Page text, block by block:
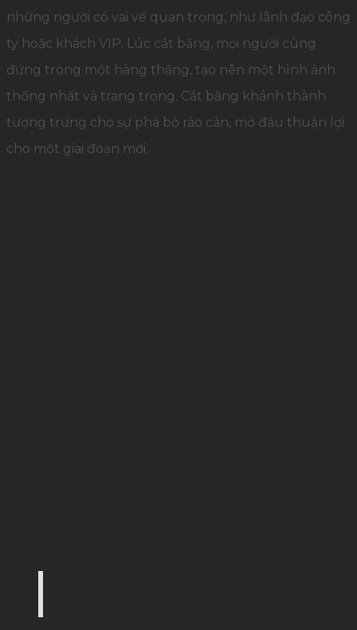
những người có vai vế quan trọng, như lãnh đạo công
ty hoặc khách VIP. Lúc cắt băng, mọi người cùng
đứng trong một hàng thẳng, tạo nên một hình ảnh
thống nhất và trang trọng. Cắt băng khánh thành
tượng trưng cho sự phá bỏ rào cản, mở đầu thuận lợi
cho một giai đoạn mới.